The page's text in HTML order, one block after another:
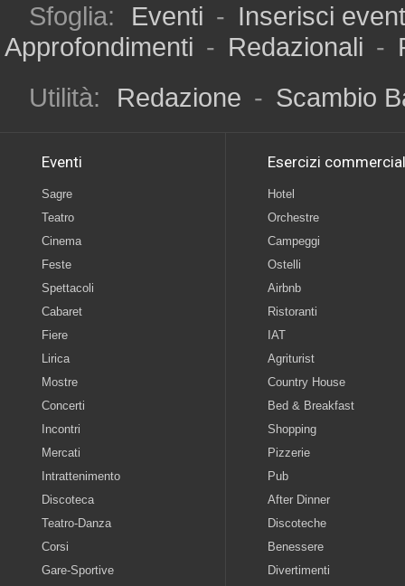
Sfoglia: Eventi - Inserisci
Approfondimenti - Redazionali -
Utilità:
Redazione - Scambio
Eventi
Sagre
Teatro
Cinema
Feste
Spettacoli
Cabaret
Fiere
Lirica
Mostre
Concerti
Incontri
Mercati
Intrattenimento
Discoteca
Teatro-Danza
Corsi
Gare-Sportive
Esercizi
Hotel
Orchestre
Campeggi
Ostelli
Airbnb
Ristoranti
IAT
Agriturist
Country House
Bed & Breakfast
Shopping
Pizzerie
Pub
After Dinner
Discoteche
Benessere
Divertimenti